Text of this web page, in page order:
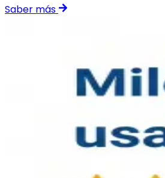
Saber más